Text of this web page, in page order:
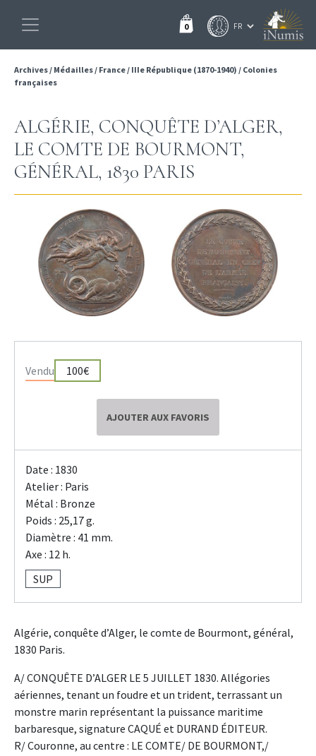
0
Archives/ Médailles/ France/ IIIe République (1870-1940) / Colonies
françaises
ALGÉRIE, CONQUÊTE D’ALGER,
LE COMTE DE BOURMONT,
GÉNÉRAL, 1830 PARIS
Vendu 100€
AJOUTER AUX FAVORIS
Date : 1830
Atelier : Paris
Métal : Bronze
Poids : 25,17 g.
Diamètre : 41 mm.
Axe : 12 h.
SUP
Algérie, conquête d’Alger, le comte de Bourmont, général,
1830 Paris.
A/ CONQUÊTE D’ALGER LE 5 JUILLET 1830. Allégories
aériennes, tenant un foudre et un trident, terrassant un
monstre marin représentant la puissance maritime
barbaresque, signature CAQUÉ et DURAND ÉDITEUR.
R/ Couronne, au centre : LE COMTE/ DE BOURMONT,/